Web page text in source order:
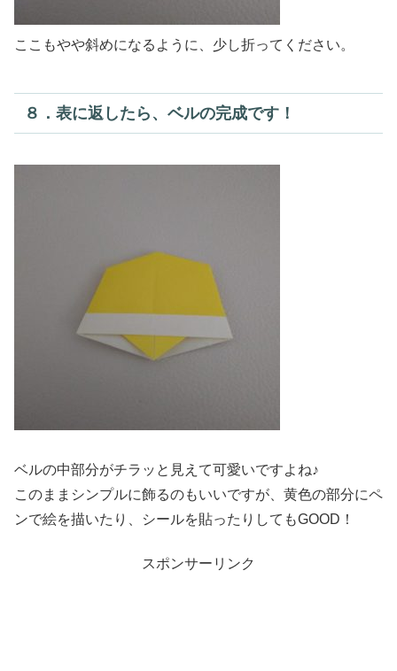
ここもやや斜めになるように、少し折ってください。
８．表に返したら、ベルの完成です！
ベルの中部分がチラッと見えて可愛いですよね♪
このままシンプルに飾るのもいいですが、黄色の部分にペ
ンで絵を描いたり、シールを貼ったりしてもGOOD！
スポンサーリンク